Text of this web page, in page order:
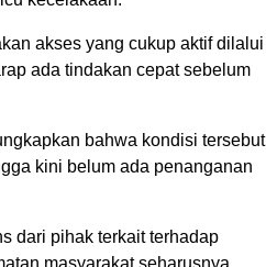
akses yang cukup aktif dilalui
ada tindakan cepat sebelum
bahwa kondisi tersebut
kini belum ada penanganan
dari pihak terkait terhadap
masyarakat seharusnya